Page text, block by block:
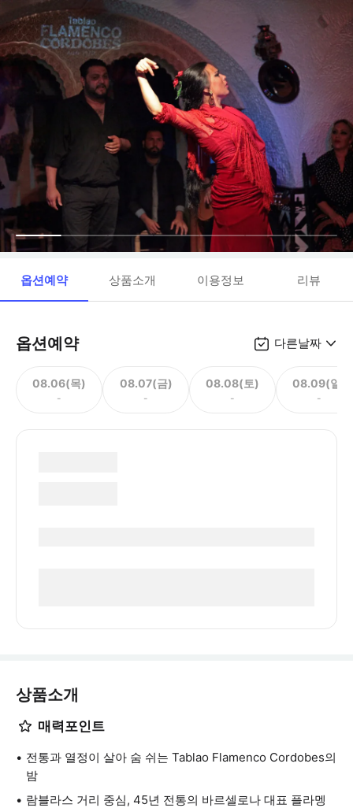
옵션예약 상품소개 이용정보 리뷰
옵션예약 다른날짜
08.06(목)
-
08.07(금)
-
08.08(토)
-
08.09(일)
-
상품소개
매력포인트
전통과 열정이 살아 숨 쉬는 Tablao Flamenco Cordobes의
밤
람블라스 거리 중심, 45년 전통의 바르셀로나 대표 플라멩